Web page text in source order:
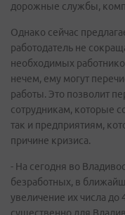
дорожные службы,
Однако сейчас
работодатель не
необходимых
нечем, ему могут
работы. Это позволит
сотрудникам, которые
так и предприятиям,
причине кризиса.
- На сегодня во
безработных, в
увеличение их числа до